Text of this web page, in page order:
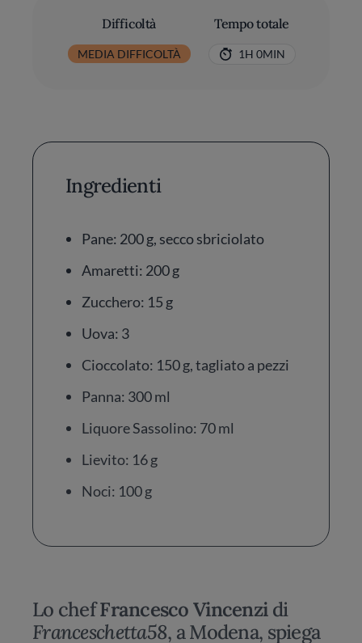
Difficoltà
MEDIA DIFFICOLTÀ
Tempo totale
1H 0MIN
Ingredienti
Pane: 200 g, secco sbriciolato
Amaretti: 200 g
Zucchero: 15 g
Uova: 3
Cioccolato: 150 g, tagliato a pezzi
Panna: 300 ml
Liquore Sassolino: 70 ml
Lievito: 16 g
Noci: 100 g
Lo chefFrancesco Vincenzidi
Franceschetta58, a Modena, spiega